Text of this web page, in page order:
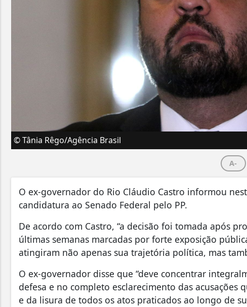
© Tânia Rêgo/Agência Brasil
A-
O ex-governador do Rio Cláudio Castro informou
candidatura ao Senado Federal pelo PP.
De acordo com Castro, “a decisão foi tomada após
últimas semanas marcadas por forte exposição
atingiram não apenas sua trajetória política, mas
O ex-governador disse que “deve concentrar
defesa e no completo esclarecimento das acusações
e da lisura de todos os atos praticados ao longo de